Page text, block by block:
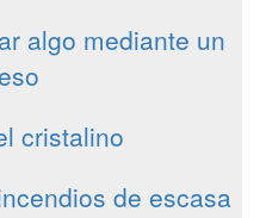
algo mediante un
cristalino
de escasa